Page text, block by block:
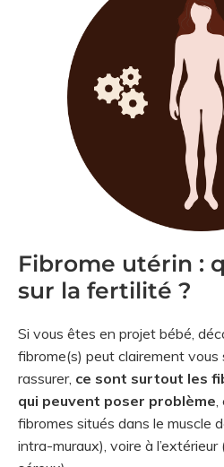
Fibrome utérin :
sur la fertilité ?
Si vous êtes en projet bébé,
fibrome(s) peut clairement vous
rassurer, ce sont surtout les
qui peuvent poser problème,
fibromes situés dans le muscle
intra-muraux), voire à